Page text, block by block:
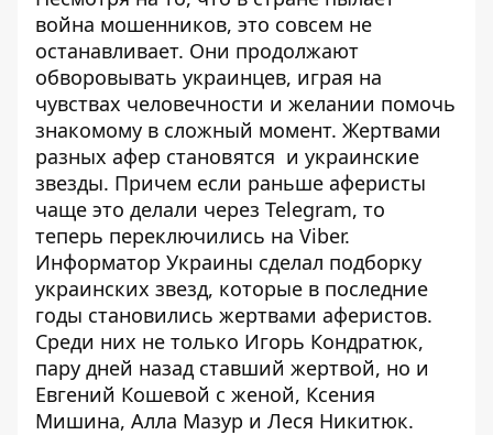
война мошенников, это совсем не
останавливает. Они продолжают
обворовывать украинцев, играя на
чувствах человечности и желании помочь
знакомому в сложный момент. Жертвами
разных афер становятся и украинские
звезды. Причем если раньше аферисты
чаще это делали через Telegram, то
теперь переключились на Viber.
Информатор Украины сделал подборку
украинских звезд, которые в последние
годы становились жертвами аферистов.
Среди них не только Игорь Кондратюк,
пару дней назад ставший жертвой, но и
Евгений Кошевой с женой, Ксения
Мишина, Алла Мазур и Леся Никитюк.